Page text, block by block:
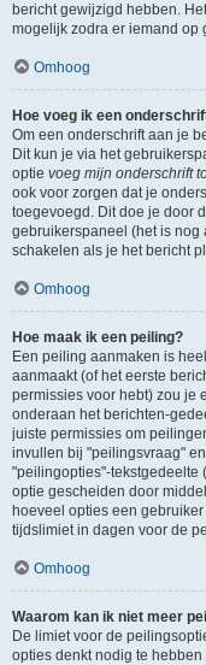
bericht gewijzigd hebben.
mogelijk zodra er iemand op
Omhoog
Hoe voeg ik een
Om een onderschrift aan je
Dit kun je via het
optie voeg mijn onderschrift
ook voor zorgen dat je
toegevoegd. Dit doe je door
gebruikerspaneel (het is nog
schakelen als je het bericht
Omhoog
Hoe maak ik een peiling?
Een peiling aanmaken is
aanmaakt (of het eerste
permissies voor hebt) zou je
onderaan het berichten-
juiste permissies om
invullen bij "peilingsvraag"
"peilingopties"-tekstgedeelte
optie gescheiden door
hoeveel opties een
tijdslimiet in dagen voor de
Omhoog
Waarom kan ik niet meer
De limiet voor de
opties denkt nodig te